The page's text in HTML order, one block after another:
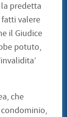
predetta
valere
il Giudice
potuto,
che